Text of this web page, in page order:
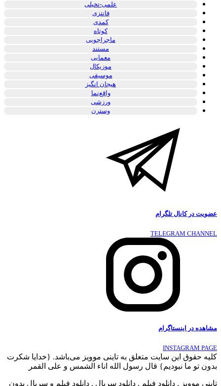
علمی-تخیلی
فانتزی
کمدی
کوتاه
ماجراجویی
مستند
معمایی
موزیکال
موسیقی
هیجان انگیز
واقع‌نما
ورزشی
وسترن
عضویت در کانال تلگرام
TELEGRAM CHANNEL
مشاهده در اینستاگرام
INSTAGRAM PAGE
کلیه حقوق این سایت متعلق به تاینی موویز می‌باشد. {خدایا شکرت
بدون تو ما نبودیم} قال رسول الله اناء الشمس و علی القمر
تاینی موویز , دانلود فیلم , دانلود سریال , دانلود فیلم و سریال بدون